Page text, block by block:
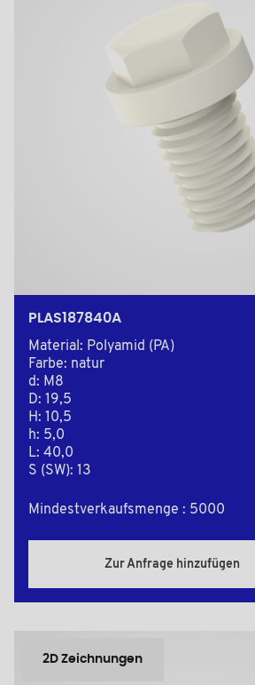
PLAS187840A
Material: Polyamid (PA)
Farbe: natur
d: M8
D: 19,5
H: 10,5
h: 5,0
L: 40,0
S (SW): 13
Mindestverkaufsmenge : 5000
Zur Anfrage hinzufügen
2D Zeichnungen